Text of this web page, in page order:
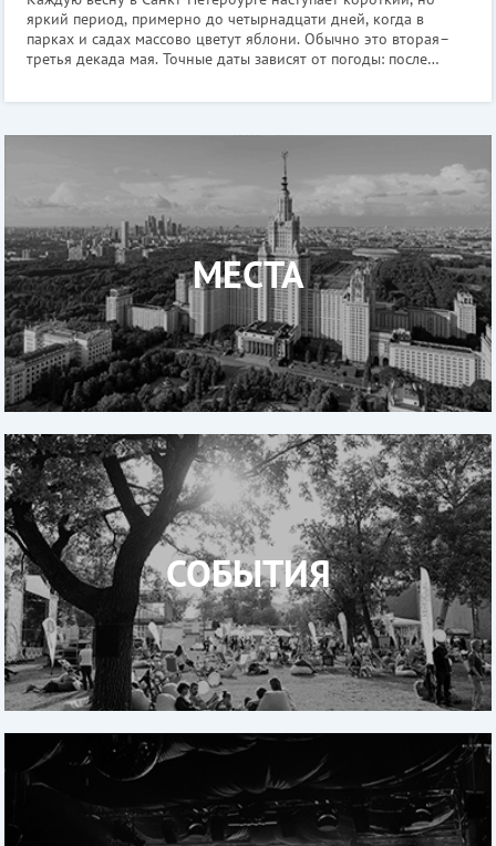
яркий период, примерно до четырнадцати дней, когда в
парках и садах массово цветут яблони. Обычно это вторая–
третья декада мая. Точные даты зависят от погоды: после
после затяжных холодов
МЕСТА
СОБЫТИЯ